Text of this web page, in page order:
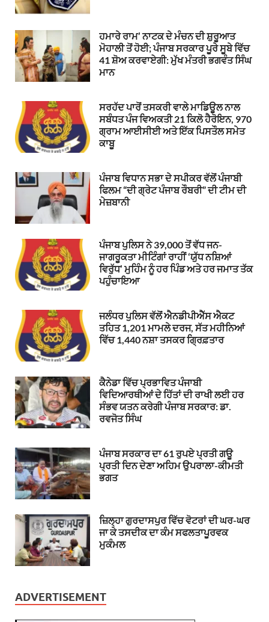
ਹਮਾਰੇ ਰਾਮ’ ਨਾਟਕ ਦੇ ਮੰਚਨ ਦੀ ਸ਼ੁਰੂਆਤ
ਮੋਹਾਲੀ ਤੋਂ ਹੋਈ; ਪੰਜਾਬ ਸਰਕਾਰ ਪੂਰੇ ਸੂਬੇ ਵਿੱਚ
41 ਸ਼ੋਅ ਕਰਵਾਏਗੀ: ਮੁੱਖ ਮੰਤਰੀ ਭਗਵੰਤ ਸਿੰਘ
ਮਾਨ
ਸਰਹੱਦ ਪਾਰੋਂ ਤਸਕਰੀ ਵਾਲੇ ਮਾਡਿਊਲ ਨਾਲ
ਸਬੰਧਤ ਪੰਜ ਵਿਅਕਤੀ 21 ਕਿਲੋ ਹੈਰੋਇਨ, 970
ਗ੍ਰਾਮ ਆਈਸੀਈ ਅਤੇ ਇੱਕ ਪਿਸਤੌਲ ਸਮੇਤ
ਕਾਬੂ
ਪੰਜਾਬ ਵਿਧਾਨ ਸਭਾ ਦੇ ਸਪੀਕਰ ਵੱਲੋਂ ਪੰਜਾਬੀ
ਫਿਲਮ “ਦੀ ਗ੍ਰੇਟ ਪੰਜਾਬ ਰੌਬਰੀ” ਦੀ ਟੀਮ ਦੀ
ਮੇਜ਼ਬਾਨੀ
ਪੰਜਾਬ ਪੁਲਿਸ ਨੇ 39,000 ਤੋਂ ਵੱਧ ਜਨ-
ਜਾਗਰੂਕਤਾ ਮੀਟਿੰਗਾਂ ਰਾਹੀਂ ‘ਯੁੱਧ ਨਸ਼ਿਆਂ
ਵਿਰੁੱਧ’ ਮੁਹਿੰਮ ਨੂੰ ਹਰ ਪਿੰਡ ਅਤੇ ਹਰ ਜਮਾਤ ਤੱਕ
ਪਹੁੰਚਾਇਆ
ਜਲੰਧਰ ਪੁਲਿਸ ਵੱਲੋਂ ਐਨਡੀਪੀਐੱਸ ਐਕਟ
ਤਹਿਤ 1,201 ਮਾਮਲੇ ਦਰਜ, ਸੱਤ ਮਹੀਨਿਆਂ
ਵਿੱਚ 1,440 ਨਸ਼ਾ ਤਸਕਰ ਗ੍ਰਿਫ਼ਤਾਰ
ਕੈਨੇਡਾ ਵਿੱਚ ਪ੍ਰਭਾਵਿਤ ਪੰਜਾਬੀ
ਵਿਦਿਆਰਥੀਆਂ ਦੇ ਹਿੱਤਾਂ ਦੀ ਰਾਖੀ ਲਈ ਹਰ
ਸੰਭਵ ਯਤਨ ਕਰੇਗੀ ਪੰਜਾਬ ਸਰਕਾਰ: ਡਾ.
ਰਵਜੋਤ ਸਿੰਘ
ਪੰਜਾਬ ਸਰਕਾਰ ਦਾ 61 ਰੁਪਏ ਪ੍ਰਤੀ ਗਊ
ਪ੍ਰਤੀ ਦਿਨ ਦੇਣਾ ਅਹਿਮ ਉਪਰਾਲਾ-ਕੀਮਤੀ
ਭਗਤ
ਜ਼ਿਲ੍ਹਾ ਗੁਰਦਾਸਪੁਰ ਵਿੱਚ ਵੋਟਰਾਂ ਦੀ ਘਰ-ਘਰ
ਜਾ ਕੇ ਤਸਦੀਕ ਦਾ ਕੰਮ ਸਫਲਤਾਪੂਰਵਕ
ਮੁਕੰਮਲ
ADVERTISEMENT